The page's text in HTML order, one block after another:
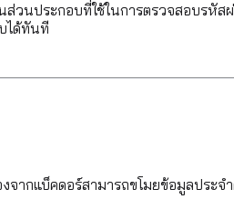
วนประกอบที่ใช้ในการตรวจสอบรหัส
ได้ทันที
ากแบ็คดอร์สามารถขโมยข้อมูลประจ